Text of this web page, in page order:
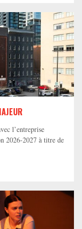
l’entreprise
2026-2027 à titre de